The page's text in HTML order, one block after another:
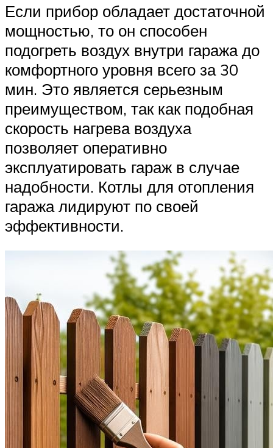
Если прибор обладает достаточной
мощностью, то он способен
подогреть воздух внутри гаража до
комфортного уровня всего за 30
мин. Это является серьезным
преимуществом, так как подобная
скорость нагрева воздуха
позволяет оперативно
эксплуатировать гараж в случае
надобности. Котлы для отопления
гаража лидируют по своей
эффективности.